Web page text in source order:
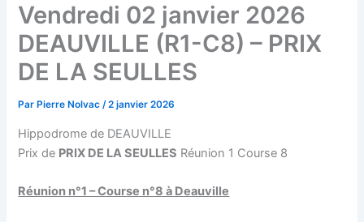
Vendredi 02 janvier 2026
DEAUVILLE (R1-C8) – PRIX
DE LA SEULLES
Par Pierre Nolvac/2 janvier 2026
Hippodrome de DEAUVILLE
Prix de PRIX DE LA SEULLES Réunion 1 Course 8
Réunion n°1 – Course n°8 à Deauville